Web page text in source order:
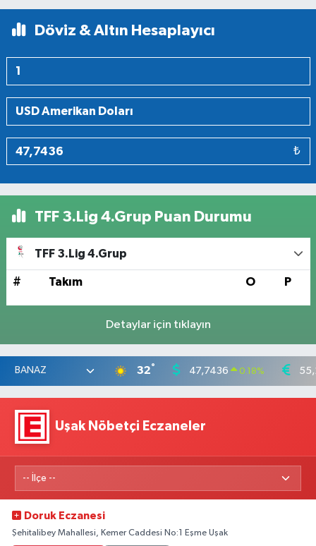
Döviz & Altın Hesaplayıcı
₺
TFF 3.Lig 4.Grup Puan Durumu
TFF 3.Lig 4.Grup
# Takım O P
Detaylar için tıklayın
32° 47,7436 0.18%
Uşak Nöbetçi Eczaneler
Doruk Eczanesi
Şehitalibey Mahallesi, Kemer Caddesi No:1 Eşme Uşak